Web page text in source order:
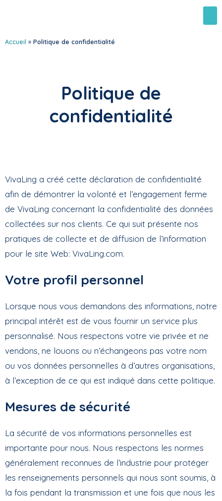
Accueil » Politique de confidentialité
Politique de
confidentialité
VivaLing a créé cette déclaration de confidentialité
afin de démontrer la volonté et l’engagement ferme
de VivaLing concernant la confidentialité des données
collectées sur nos clients. Ce qui suit présente nos
pratiques de collecte et de diffusion de l’information
pour le site Web: VivaLing.com.
Votre profil personnel
Lorsque nous vous demandons des informations, notre
principal intérêt est de vous fournir un service plus
personnalisé. Nous respectons votre vie privée et ne
vendons, ne louons ou n’échangeons pas votre nom
ou vos données personnelles à d’autres organisations,
à l’exception de ce qui est indiqué dans cette politique.
Mesures de sécurité
La sécurité de vos informations personnelles est
importante pour nous. Nous respectons les normes
généralement reconnues de l’industrie pour protéger
les renseignements personnels qui nous sont soumis, à
la fois pendant la transmission et une fois que nous les